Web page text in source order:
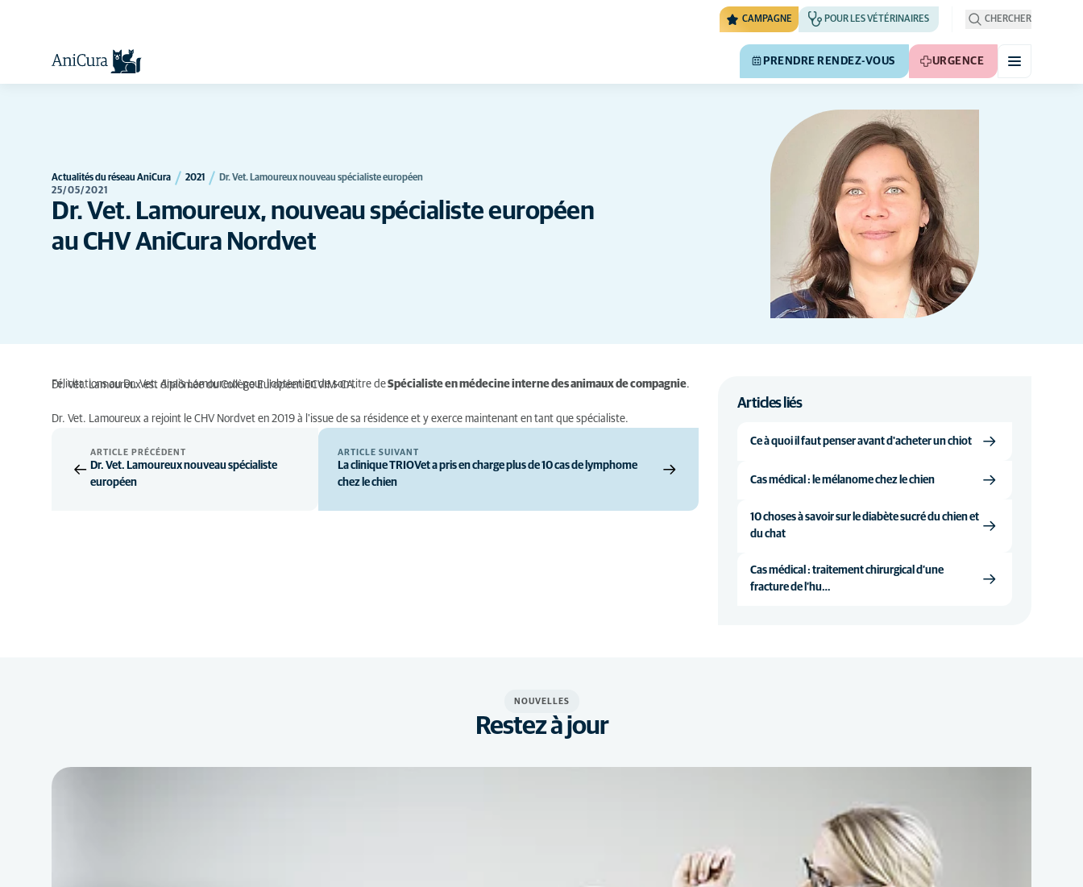
CAMPAGNE POUR LES VÉTÉRINAIRES CHERCHER
PRENDRE RENDEZ-VOUS URGENCE
Actualités du réseau AniCura 2021
Dr. Vet. Lamoureux nouveau spécialiste européen
25/05/2021
Dr. Vet. Lamoureux, nouveau spécialiste européen
au CHV AniCura Nordvet
Félicitations au Dr. Vet. Anais Lamoureux pour l'obtention de son titre deSpécialiste en médecine interne des animaux de compagnie.
Dr. Vet. Lamoureux est diplômée du Collège Européen ECVIM-CA.
Dr. Vet. Lamoureux a rejoint le CHV Nordvet en 2019 à l'issue de sa résidence et y exerce maintenant en tant que spécialiste.
ARTICLE PRÉCÉDENT
Dr. Vet. Lamoureux nouveau spécialiste
européen
ARTICLE SUIVANT
La clinique TRIOVet a pris en charge plus de 10 cas de lymphome
chez le chien
Articles liés
Ce à quoi il faut penser avant d'acheter un chiot
Cas médical : le mélanome chez le chien
10 choses à savoir sur le diabète sucré du chien et
du chat
Cas médical : traitement chirurgical d’une
fracture de l’hu…
NOUVELLES
Restez à jour